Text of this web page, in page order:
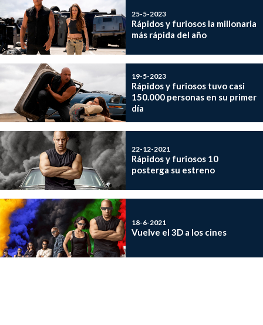
25-5-2023
Rápidos y furiosos la millonaria
más rápida del año
19-5-2023
Rápidos y furiosos tuvo casi
150.000 personas en su primer
día
22-12-2021
Rápidos y furiosos 10
posterga su estreno
18-6-2021
Vuelve el 3D a los cines